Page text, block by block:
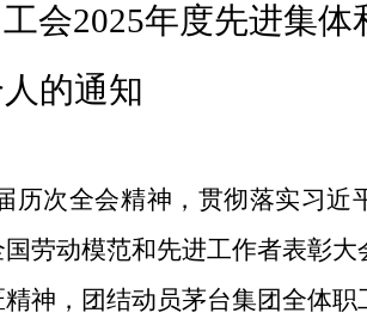
会2025年度先进集体
的通知
历次全会精神，贯彻落实习近
劳动模范和先进工作者表彰
神，团结动员茅台集团全体职